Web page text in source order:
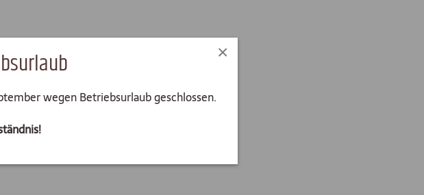
wegen Betriebsurlaub geschlossen.
×